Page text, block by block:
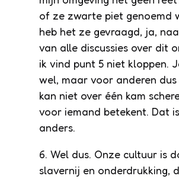
of ze zwarte piet genoemd
heb het ze gevraagd, ja,
van alle discussies over dit
ik vind punt 5 niet kloppen.
wel, maar voor anderen
kan niet over één kam
voor iemand betekent. Dat
anders.
6. Wel dus. Onze cultuur is
slavernij en onderdrukking,